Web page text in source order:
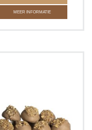
MEER INFORMATIE